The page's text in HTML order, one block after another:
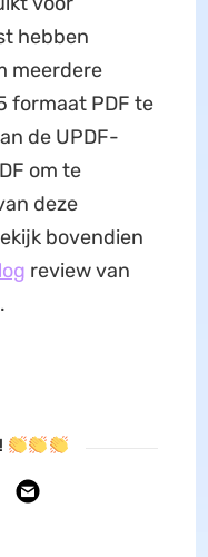
hebben
meerdere
formaat PDF te
de UPDF-
om te
deze
bovendien
review van